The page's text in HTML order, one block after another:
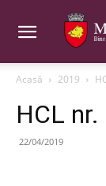
Acasă 2019
HCL
22/04/2019